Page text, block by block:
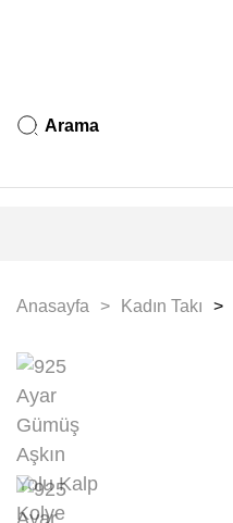
Arama
Anasayfa Kadın Takı